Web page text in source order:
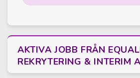
AKTIVA JOBB FRÅN
REKRYTERING & INTERIM